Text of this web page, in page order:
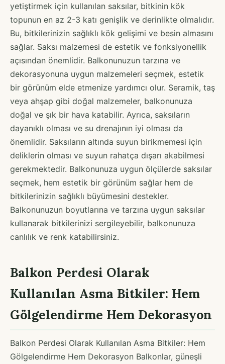
yetiştirmek için kullanılan saksılar, bitkinin kök
topunun en az 2-3 katı genişlik ve derinlikte olmalıdır.
Bu, bitkilerinizin sağlıklı kök gelişimi ve besin almasını
sağlar. Saksı malzemesi de estetik ve fonksiyonellik
açısından önemlidir. Balkonunuzun tarzına ve
dekorasyonuna uygun malzemeleri seçmek, estetik
bir görünüm elde etmenize yardımcı olur. Seramik, taş
veya ahşap gibi doğal malzemeler, balkonunuza
doğal ve şık bir hava katabilir. Ayrıca, saksıların
dayanıklı olması ve su drenajının iyi olması da
önemlidir. Saksıların altında suyun birikmemesi için
deliklerin olması ve suyun rahatça dışarı akabilmesi
gerekmektedir. Balkonunuza uygun ölçülerde saksılar
seçmek, hem estetik bir görünüm sağlar hem de
bitkilerinizin sağlıklı büyümesini destekler.
Balkonunuzun boyutlarına ve tarzına uygun saksılar
kullanarak bitkilerinizi sergileyebilir, balkonunuza
canlılık ve renk katabilirsiniz.
Balkon Perdesi Olarak
Kullanılan Asma Bitkiler: Hem
Gölgelendirme Hem Dekorasyon
Balkon Perdesi Olarak Kullanılan Asma Bitkiler: Hem
Gölgelendirme Hem Dekorasyon Balkonlar, güneşli